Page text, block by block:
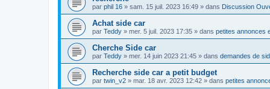
par phil 16 » sam. 15 juil. 2023 16:49 » dans Discussion
Achat side car
par Teddy » mer. 5 juil. 2023 17:35 » dans petites annonces
Cherche Side car
par Teddy » mer. 14 juin 2023 21:45 » dans demandes de
Recherche side car a petit budget
par twin_v2 » mar. 18 avr. 2023 12:42 » dans petites